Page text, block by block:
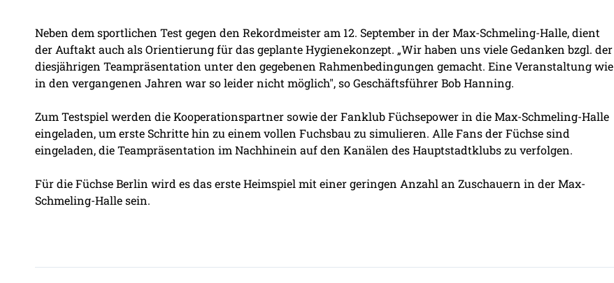
Neben dem sportlichen Test gegen den Rekordmeister am 12. September in der Max-Schmeling-Halle, dient
der Auftakt auch als Orientierung für das geplante Hygienekonzept. „Wir haben uns viele Gedanken bzgl. der
diesjährigen Teampräsentation unter den gegebenen Rahmenbedingungen gemacht. Eine Veranstaltung wie
in den vergangenen Jahren war so leider nicht möglich", so Geschäftsführer Bob Hanning.
Zum Testspiel werden die Kooperationspartner sowie der Fanklub Füchsepower in die Max-Schmeling-Halle
eingeladen, um erste Schritte hin zu einem vollen Fuchsbau zu simulieren. Alle Fans der Füchse sind
eingeladen, die Teampräsentation im Nachhinein auf den Kanälen des Hauptstadtklubs zu verfolgen.
Für die Füchse Berlin wird es das erste Heimspiel mit einer geringen Anzahl an Zuschauern in der Max-
Schmeling-Halle sein.